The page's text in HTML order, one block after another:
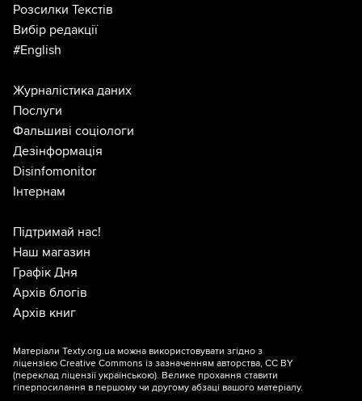
Розсилки Текстів
Вибір редакції
#English
Журналістика даних
Послуги
Фальшиві соціологи
Дезінформація
Disinfomonitor
Інтернам
Підтримай нас!
Наш магазин
Графік Дня
Архів блогів
Архів книг
Матеріали Texty.org.ua можна використовувати згідно з
ліцензією Creative Commons із зазначенням авторства, CC BY
(переклад ліцензії українською). Велике прохання ставити
гіперпосилання в першому чи другому абзаці вашого матеріалу.